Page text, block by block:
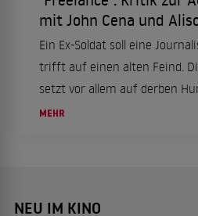
mit John Cena und
Ein Ex-Soldat soll eine
trifft auf einen alten Feind.
setzt vor allem auf derben
MEHR
NEU IM KINO